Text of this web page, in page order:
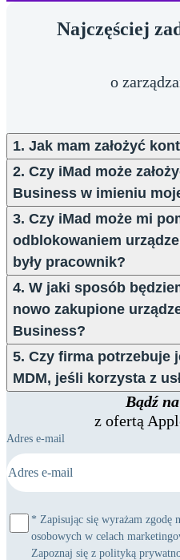
Najczęściej
o
1. Jak mam założyć
2. Czy iMad może
Business w imieniu
3. Czy iMad może mi
odblokowaniem
były pracownik?
4. W jaki sposób
nowo zakupione
Business?
5. Czy firma potrzebuje
MDM, jeśli korzysta z
Bądź
z ofertą
Adres e-mail
* Zapisując się wyrażam zgodę
osobowych w celach
Zapoznaj się z polityką